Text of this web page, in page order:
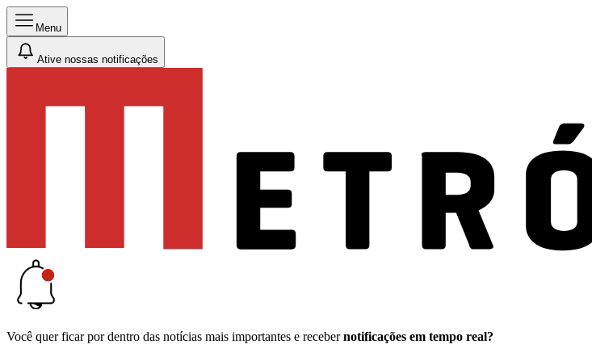
Menu
Ative nossas notificações
Você quer ficar por dentro das notícias mais importantes e receber notificações em tempo real?